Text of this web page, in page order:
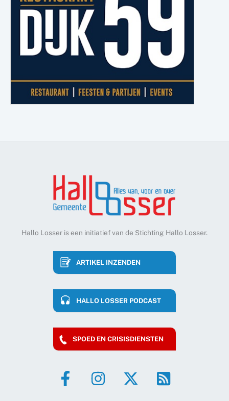
Hallo Losser is een initiatief van de Stichting Hallo Losser.
ARTIKEL INZENDEN
HALLO LOSSER PODCAST
SPOED EN CRISISDIENSTEN